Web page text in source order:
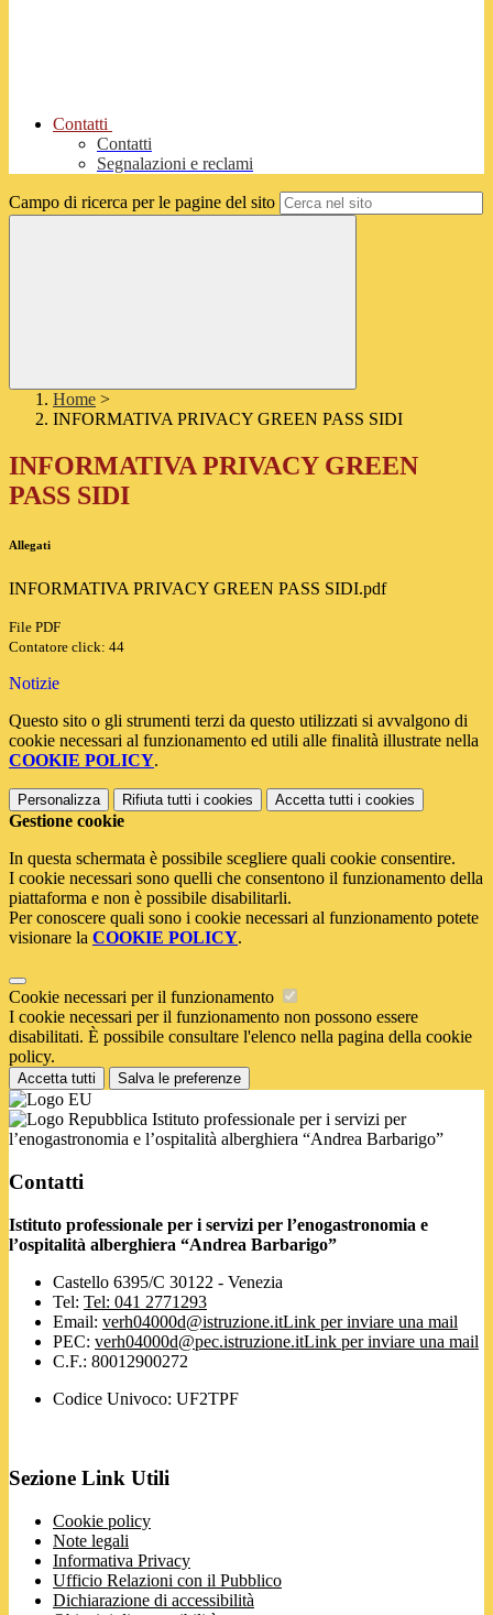
Contatti
Contatti
Segnalazioni e reclami
Campo di ricerca per le pagine del sito
Home >
INFORMATIVA PRIVACY GREEN PASS SIDI
INFORMATIVA PRIVACY GREEN
PASS SIDI
Allegati
INFORMATIVA PRIVACY GREEN PASS SIDI.pdf
File PDF
Contatore click: 44
Notizie
Questo sito o gli strumenti terzi da questo utilizzati si avvalgono di
cookie necessari al funzionamento ed utili alle finalità illustrate nella
COOKIE POLICY.
Personalizza Rifiuta tutti i cookies Accetta tutti i cookies
Gestione cookie
In questa schermata è possibile scegliere quali cookie consentire.
I cookie necessari sono quelli che consentono il funzionamento della
piattaforma e non è possibile disabilitarli.
Per conoscere quali sono i cookie necessari al funzionamento potete
visionare la COOKIE POLICY.
Cookie necessari per il funzionamento
I cookie necessari per il funzionamento non possono essere
disabilitati. È possibile consultare l'elenco nella pagina della cookie
policy.
Accetta tutti Salva le preferenze
Istituto professionale per i servizi per
l’enogastronomia e l’ospitalità alberghiera “Andrea Barbarigo”
Contatti
Istituto professionale per i servizi per l’enogastronomia e
l’ospitalità alberghiera “Andrea Barbarigo”
Castello 6395/C 30122 - Venezia
Tel: Tel: 041 2771293
Email: verh04000d@istruzione.itLink per inviare una mail
PEC: verh04000d@pec.istruzione.itLink per inviare una mail
C.F.: 80012900272
Codice Univoco: UF2TPF
Sezione Link Utili
Cookie policy
Note legali
Informativa Privacy
Ufficio Relazioni con il Pubblico
Dichiarazione di accessibilità